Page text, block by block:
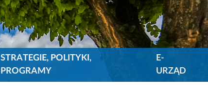
STRATEGIE, POLITYKI,
PROGRAMY
E-
URZĄD